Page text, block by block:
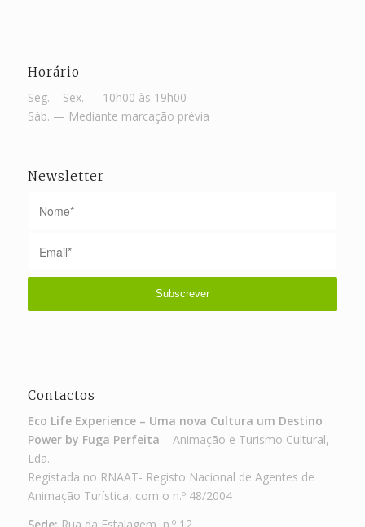
Horário
Seg. – Sex. — 10h00 às 19h00
Sáb. — Mediante marcação prévia
Newsletter
Contactos
Eco Life Experience – Uma nova Cultura um Destino
Power by Fuga Perfeita – Animação e Turismo Cultural,
Lda.
Registada no RNAAT- Registo Nacional de Agentes de
Animação Turística, com o n.º 48/2004